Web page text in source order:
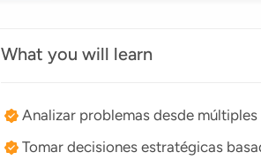
What you will learn
Analizar problemas desde
Tomar decisiones estratégicas